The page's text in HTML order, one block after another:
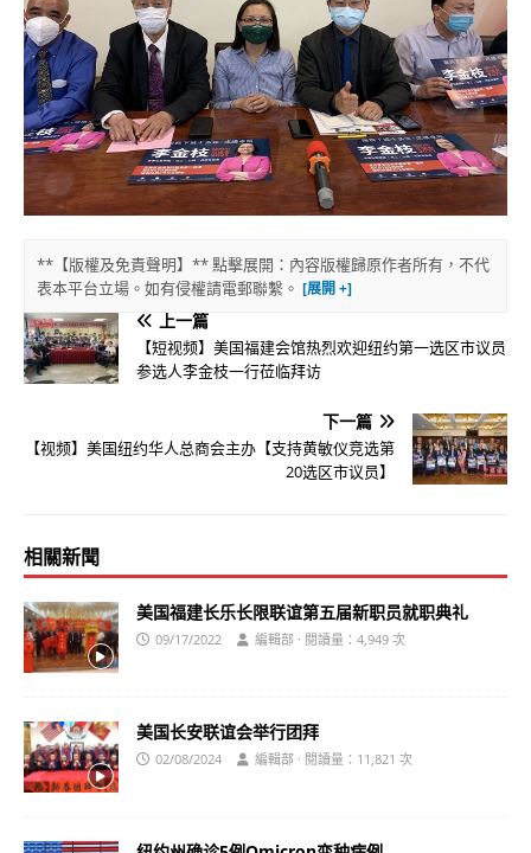
**【版權及免責聲明】** 點擊展開：內容版權歸原作者所有，不代
表本平台立場。如有侵權請電郵聯繫。
上一篇
【短视频】美国福建会馆热烈欢迎纽约第一选区市议员
参选人李金枝一行莅临拜访
下一篇
【视频】美国纽约华人总商会主办【支持黄敏仪竞选第
20选区市议员】
相關新聞
美国福建长乐长限联谊第五届新职员就职典礼
09/17/2022 編輯部 · 閱讀量：4,949 次
美国长安联谊会举行团拜
02/08/2024 編輯部 · 閱讀量：11,821 次